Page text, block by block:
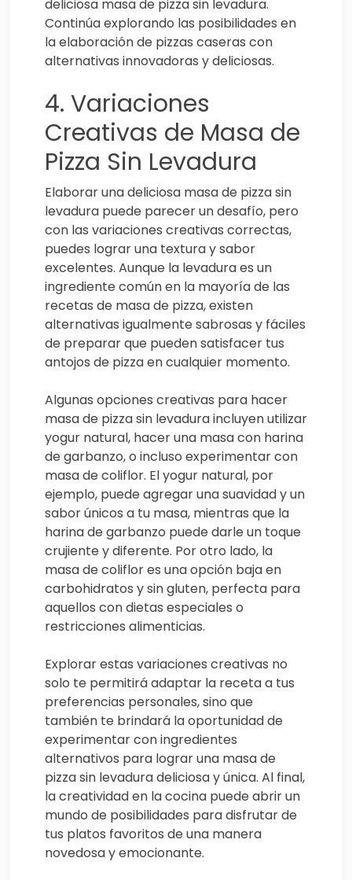
deliciosa masa de pizza sin levadura.
Continúa explorando las posibilidades en
la elaboración de pizzas caseras con
alternativas innovadoras y deliciosas.
4. Variaciones
Creativas de Masa de
Pizza Sin Levadura
Elaborar una deliciosa masa de pizza sin
levadura puede parecer un desafío, pero
con las variaciones creativas correctas,
puedes lograr una textura y sabor
excelentes. Aunque la levadura es un
ingrediente común en la mayoría de las
recetas de masa de pizza, existen
alternativas igualmente sabrosas y fáciles
de preparar que pueden satisfacer tus
antojos de pizza en cualquier momento.
Algunas opciones creativas para hacer
masa de pizza sin levadura incluyen utilizar
yogur natural, hacer una masa con harina
de garbanzo, o incluso experimentar con
masa de coliflor. El yogur natural, por
ejemplo, puede agregar una suavidad y un
sabor únicos a tu masa, mientras que la
harina de garbanzo puede darle un toque
crujiente y diferente. Por otro lado, la
masa de coliflor es una opción baja en
carbohidratos y sin gluten, perfecta para
aquellos con dietas especiales o
restricciones alimenticias.
Explorar estas variaciones creativas no
solo te permitirá adaptar la receta a tus
preferencias personales, sino que
también te brindará la oportunidad de
experimentar con ingredientes
alternativos para lograr una masa de
pizza sin levadura deliciosa y única. Al final,
la creatividad en la cocina puede abrir un
mundo de posibilidades para disfrutar de
tus platos favoritos de una manera
novedosa y emocionante.